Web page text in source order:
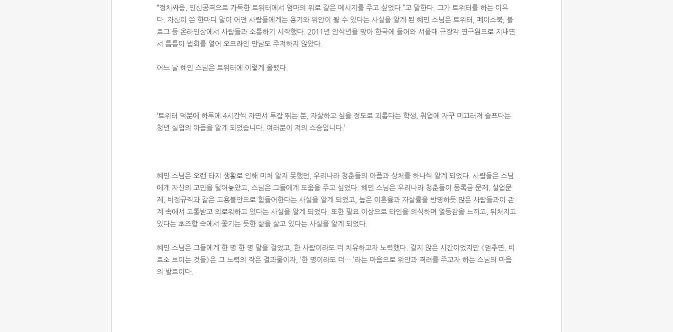
“정치싸움, 인신공격으로 가득한 트위터에서 엄마의 위로 같은 메시지를 주고 싶었다.”고 말한다. 그가 트위터를 하는 이유
다. 자신이 쓴 한마디 말이 어떤 사람들에게는 용기와 위안이 될 수 있다는 사실을 알게 된 혜민 스님은 트위터, 페이스북, 블
로그 등 온라인상에서 사람들과 소통하기 시작했다. 2011년 안식년을 맞아 한국에 들어와 서울대 규장각 연구원으로 지내면
서 틈틈이 법회를 열어 오프라인 만남도 주저하지 않았다.
어느 날 혜민 스님은 트위터에 이렇게 올렸다.
‘트위터 덕분에 하루에 4시간씩 자면서 투잡 뛰는 분, 자살하고 싶을 정도로 괴롭다는 학생, 취업에 자꾸 미끄러져 슬프다는
청년 실업의 아픔을 알게 되었습니다. 여러분이 저의 스승입니다.’
혜민 스님은 오랜 타지 생활로 인해 미처 알지 못했던, 우리나라 청춘들의 아픔과 상처를 하나씩 알게 되었다. 사람들은 스님
에게 자신의 고민을 털어놓았고, 스님은 그들에게 도움을 주고 싶었다. 혜민 스님은 우리나라 청춘들이 등록금 문제, 실업문
제, 비정규직과 같은 고용불안으로 힘들어한다는 사실을 알게 되었고, 높은 이혼율과 자살률을 반영하듯 많은 사람들과이 관
계 속에서 고통받고 외로워하고 있다는 사실을 알게 되었다. 또한 필요 이상으로 타인을 의식하며 열등감을 느끼고, 뒤처지고
있다는 초조함 속에서 쫓기는 듯한 삶을 살고 있다는 사실을 알게 되었다.
혜민 스님은 그들에게 한 명 한 명 말을 걸었고, 한 사람이라도 더 치유하고자 노력했다. 길지 않은 시간이었지만 《멈추면, 비
로소 보이는 것들》은 그 노력의 작은 결과물이자, ‘한 명이라도 더….’라는 마음으로 위안과 격려를 주고자 하는 스님의 마음
의 발로이다.